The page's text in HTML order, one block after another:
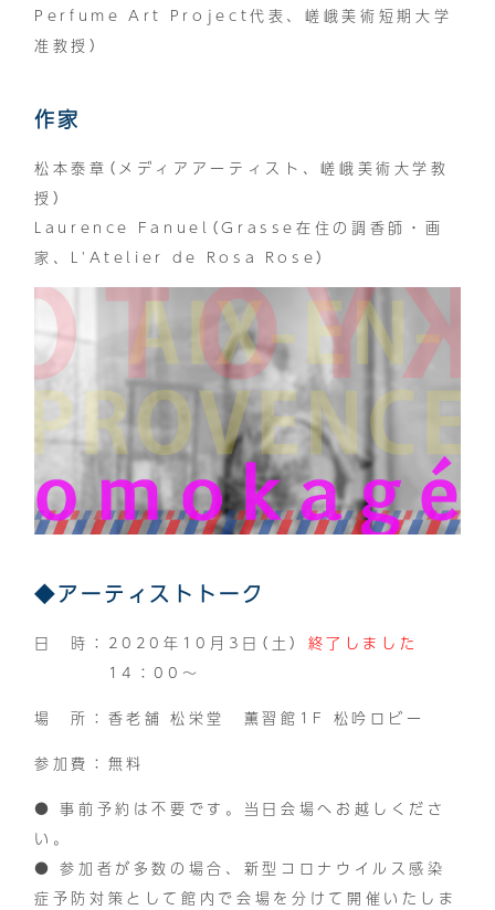
Perfume Art Project代表、嵯峨美術短期大学
准教授）
作家
松本泰章（メディアアーティスト、嵯峨美術大学教
授）
Laurence Fanuel（Grasse在住の調香師・画
家、L'Atelier de Rosa Rose）
◆アーティストトーク
日 時：2020年10月3日（土）
終了しました
14：00〜
場 所：香老舗 松栄堂 薫習館1F 松吟ロビー
参加費：無料
● 事前予約は不要です。当日会場へお越しくださ
い。
● 参加者が多数の場合、新型コロナウイルス感染
症予防対策として館内で会場を分けて開催いたしま